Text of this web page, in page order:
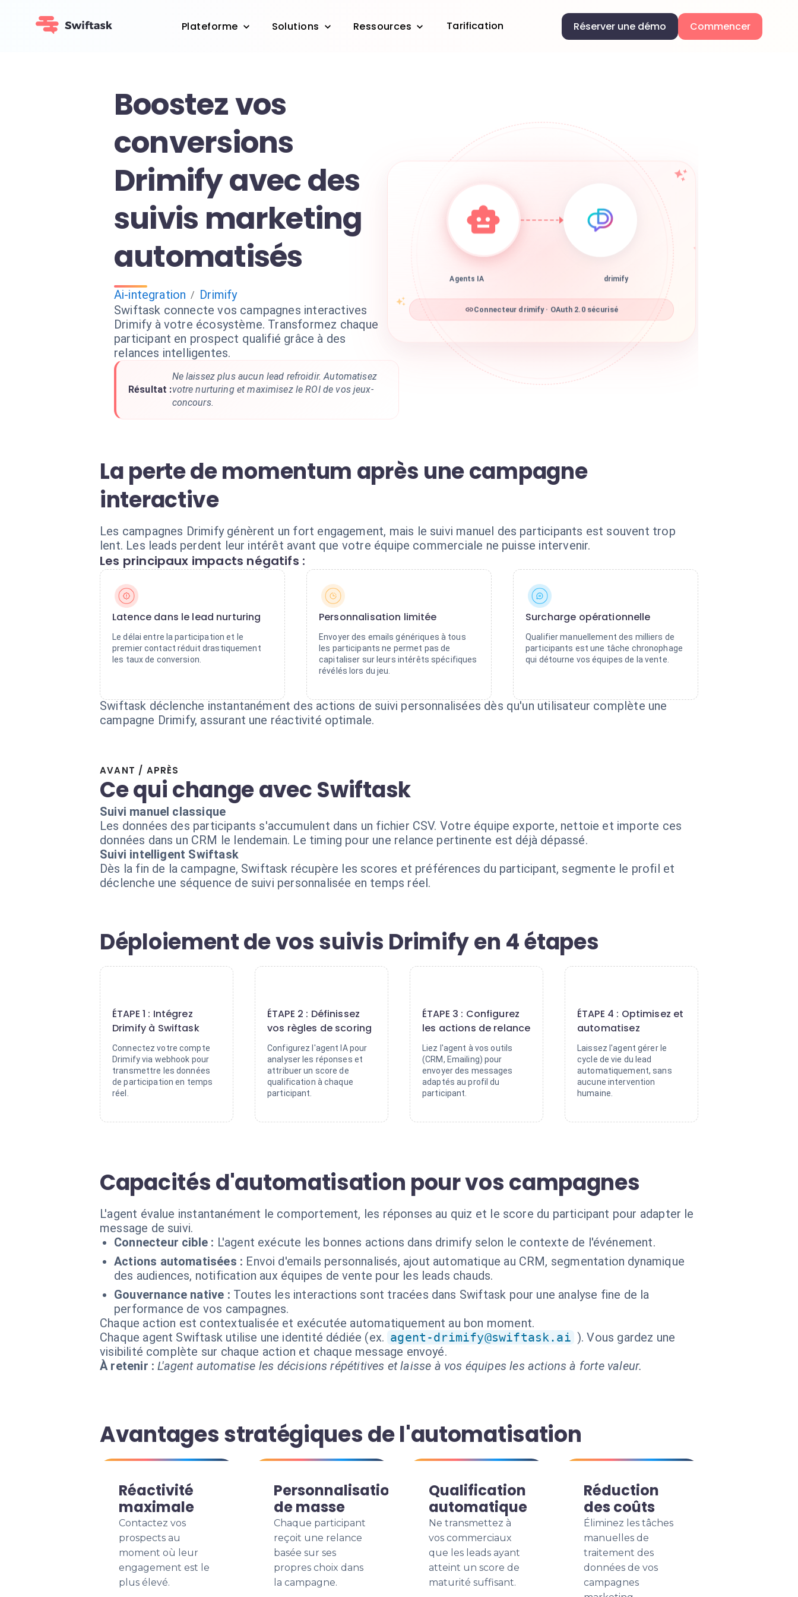
Plateforme Solutions Ressources Tarification Réserver une démo Commencer
Boostez vos
conversions
Drimify avec des
suivis marketing
automatisés
Ai-integration / Drimify
Swiftask connecte vos campagnes interactives
Drimify à votre écosystème. Transformez chaque
participant en prospect qualifié grâce à des
relances intelligentes.
Résultat :
Ne laissez plus aucun lead refroidir. Automatisez
votre nurturing et maximisez le ROI de vos jeux-
concours.
Agents IA drimify
Connecteur drimify · OAuth 2.0 sécurisé
La perte de momentum après une campagne
interactive
Les campagnes Drimify génèrent un fort engagement, mais le suivi manuel des participants est souvent trop
lent. Les leads perdent leur intérêt avant que votre équipe commerciale ne puisse intervenir.
Les principaux impacts négatifs :
Latence dans le lead nurturing
Le délai entre la participation et le
premier contact réduit drastiquement
les taux de conversion.
Personnalisation limitée
Envoyer des emails génériques à tous
les participants ne permet pas de
capitaliser sur leurs intérêts spécifiques
révélés lors du jeu.
Surcharge opérationnelle
Qualifier manuellement des milliers de
participants est une tâche chronophage
qui détourne vos équipes de la vente.
Swiftask déclenche instantanément des actions de suivi personnalisées dès qu'un utilisateur complète une
campagne Drimify, assurant une réactivité optimale.
AVANT / APRÈS
Ce qui change avec Swiftask
Suivi manuel classique
Les données des participants s'accumulent dans un fichier CSV. Votre équipe exporte, nettoie et importe ces
données dans un CRM le lendemain. Le timing pour une relance pertinente est déjà dépassé.
Suivi intelligent Swiftask
Dès la fin de la campagne, Swiftask récupère les scores et préférences du participant, segmente le profil et
déclenche une séquence de suivi personnalisée en temps réel.
Déploiement de vos suivis Drimify en 4 étapes
ÉTAPE 1 : Intégrez
Drimify à Swiftask
Connectez votre compte
Drimify via webhook pour
transmettre les données
de participation en temps
réel.
ÉTAPE 2 : Définissez
vos règles de scoring
Configurez l'agent IA pour
analyser les réponses et
attribuer un score de
qualification à chaque
participant.
ÉTAPE 3 : Configurez
les actions de relance
Liez l'agent à vos outils
(CRM, Emailing) pour
envoyer des messages
adaptés au profil du
participant.
ÉTAPE 4 : Optimisez et
automatisez
Laissez l'agent gérer le
cycle de vie du lead
automatiquement, sans
aucune intervention
humaine.
Capacités d'automatisation pour vos campagnes
L'agent évalue instantanément le comportement, les réponses au quiz et le score du participant pour adapter le
message de suivi.
Connecteur cible : L'agent exécute les bonnes actions dans drimify selon le contexte de l'événement.
Actions automatisées : Envoi d'emails personnalisés, ajout automatique au CRM, segmentation dynamique
des audiences, notification aux équipes de vente pour les leads chauds.
Gouvernance native : Toutes les interactions sont tracées dans Swiftask pour une analyse fine de la
performance de vos campagnes.
Chaque action est contextualisée et exécutée automatiquement au bon moment.
Chaque agent Swiftask utilise une identité dédiée (ex. agent-drimify@swiftask.ai ). Vous gardez une
visibilité complète sur chaque action et chaque message envoyé.
À retenir : L'agent automatise les décisions répétitives et laisse à vos équipes les actions à forte valeur.
Avantages stratégiques de l'automatisation
Réactivité
maximale
Contactez vos
prospects au
moment où leur
engagement est le
plus élevé.
Personnalisation
de masse
Chaque participant
reçoit une relance
basée sur ses
propres choix dans
la campagne.
Qualification
automatique
Ne transmettez à
vos commerciaux
que les leads ayant
atteint un score de
maturité suffisant.
Réduction
des coûts
Éliminez les tâches
manuelles de
traitement des
données de vos
campagnes